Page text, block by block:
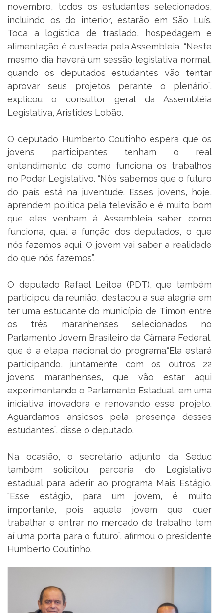
novembro, todos os estudantes selecionados,
incluindo os do interior, estarão em São Luís.
Toda a logística de traslado, hospedagem e
alimentação é custeada pela Assembleia. “Neste
mesmo dia haverá um sessão legislativa normal,
quando os deputados estudantes vão tentar
aprovar seus projetos perante o plenário”,
explicou o consultor geral da Assembléia
Legislativa, Aristides Lobão.
O deputado Humberto Coutinho espera que os
jovens participantes tenham o real
entendimento de como funciona os trabalhos
no Poder Legislativo. “Nós sabemos que o futuro
do país está na juventude. Esses jovens, hoje,
aprendem política pela televisão e é muito bom
que eles venham à Assembleia saber como
funciona, qual a função dos deputados, o que
nós fazemos aqui. O jovem vai saber a realidade
do que nós fazemos”.
O deputado Rafael Leitoa (PDT), que também
participou da reunião, destacou a sua alegria em
ter uma estudante do município de Timon entre
os três maranhenses selecionados no
Parlamento Jovem Brasileiro da Câmara Federal,
que é a etapa nacional do programa.“Ela estará
participando, juntamente com os outros 22
jovens maranhenses, que vão estar aqui
experimentando o Parlamento Estadual, em uma
iniciativa inovadora e renovando esse projeto.
Aguardamos ansiosos pela presença desses
estudantes”, disse o deputado.
Na ocasião, o secretário adjunto da Seduc
também solicitou parceria do Legislativo
estadual para aderir ao programa Mais Estágio.
“Esse estágio, para um jovem, é muito
importante, pois aquele jovem que quer
trabalhar e entrar no mercado de trabalho tem
aí uma porta para o futuro”, afirmou o presidente
Humberto Coutinho.